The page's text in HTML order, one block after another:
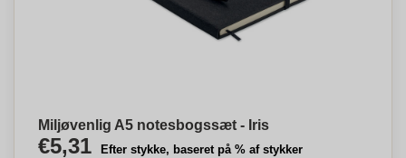
Miljøvenlig A5 notesbogssæt - Iris
€5,31 Efter stykke, baseret på % af stykker